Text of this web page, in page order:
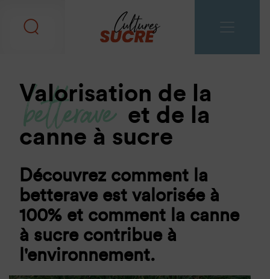
Valorisation de la
betterave et de la
canne à sucre
Découvrez comment la
betterave est valorisée à
100% et comment la canne
à sucre contribue à
l'environnement.